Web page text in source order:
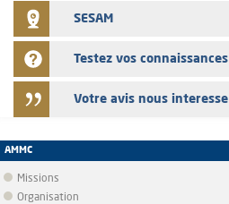
SESAM
Testez vos connaissances
Votre avis nous interesse
AMMC
Missions
Organisation